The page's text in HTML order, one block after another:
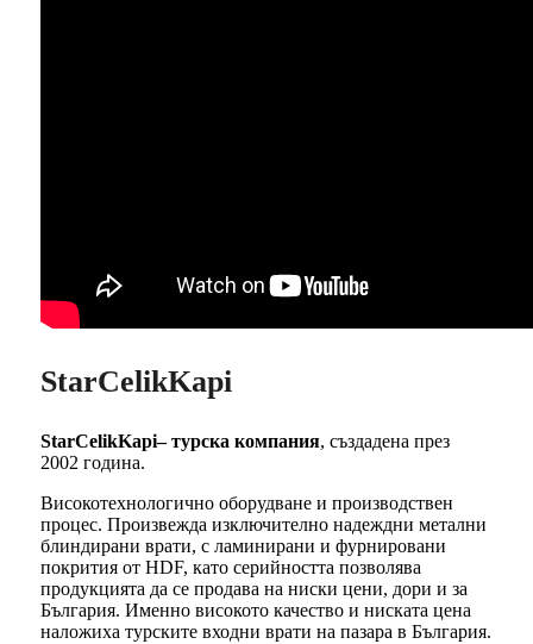
StarCelikKapi
StarCelikKapi– турска компания, създадена през
2002 година.
Високотехнологично оборудване и производствен
процес. Произвежда изключително надеждни метални
блиндирани врати, с ламинирани и фурнировани
покрития от HDF, като серийността позволява
продукцията да се продава на ниски цени, дори и за
България. Именно високото качество и ниската цена
наложиха турските входни врати на пазара в България.